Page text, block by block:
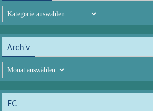
Kategorien
Archiv
Archiv
FC